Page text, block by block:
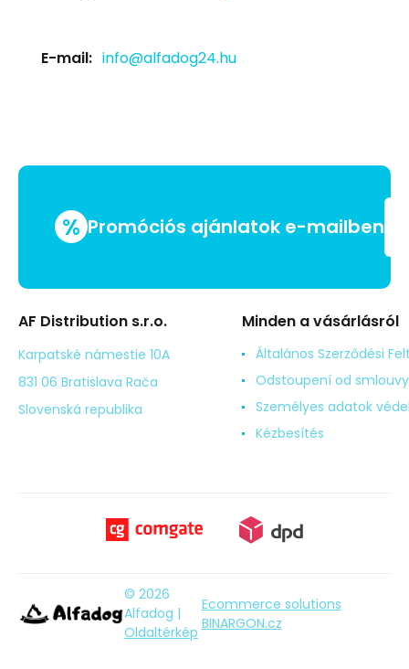
E-mail: info@alfadog24.hu
% Promóciós ajánlatok e-mailben
AF Distribution s.r.o.
Karpatské námestie 10A
831 06 Bratislava Rača
Slovenská republika
Minden a vásárlásról
Általános Szerződési
Odstoupení od smlouvy
Személyes adatok
Kézbesítés
© 2026
Alfadog |
Oldaltérkép
Ecommerce solutions
BINARGON.cz